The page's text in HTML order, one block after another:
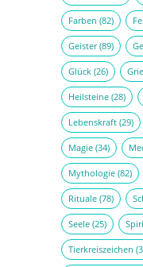
Farben (82)
Geister(89)
Glück(26)
Heilsteine(28)
Lebenskraft(29)
Magie(34)
Mythologie(82)
Rituale(78)
Seele(25)
Tierkreiszeichen